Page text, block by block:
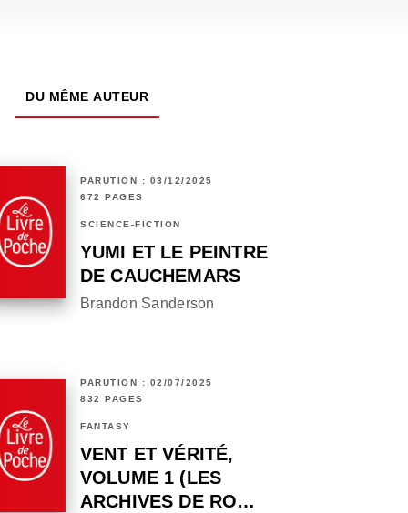
DU MÊME AUTEUR
PARUTION : 03/12/2025
672 PAGES
SCIENCE-FICTION
YUMI ET LE PEINTRE
DE CAUCHEMARS
Brandon Sanderson
PARUTION : 02/07/2025
832 PAGES
FANTASY
VENT ET VÉRITÉ,
VOLUME 1 (LES
ARCHIVES DE RO…